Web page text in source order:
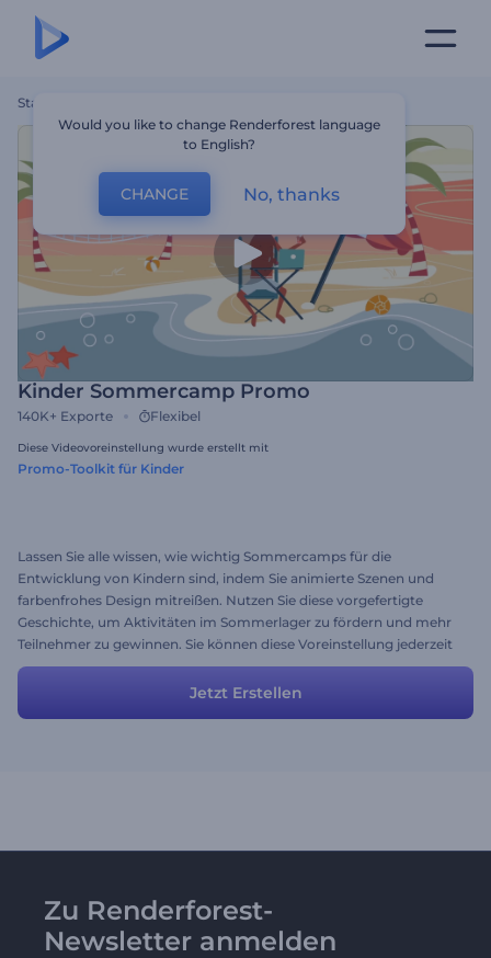
Startseite
Kinder Sommercamp Promo
140K+ Exporte Flexibel
Diese Videovoreinstellung wurde erstellt mit
Promo-Toolkit für Kinder
Lassen Sie alle wissen, wie wichtig Sommercamps für die
Entwicklung von Kindern sind, indem Sie animierte Szenen und
farbenfrohes Design mitreißen. Nutzen Sie diese vorgefertigte
Geschichte, um Aktivitäten im Sommerlager zu fördern und mehr
Teilnehmer zu gewinnen. Sie können diese Voreinstellung jederzeit
ändern, um das gewünschte Ergebnis zu erhalten. Fügen Sie neue
Szenen hinzu oder löschen Sie die Szenen, die Sie nicht benötigen.
Jetzt Erstellen
Zu Renderforest-
Newsletter anmelden
Would you like to change Renderforest language
to English?
CHANGE No, thanks